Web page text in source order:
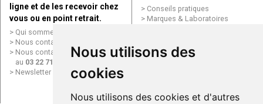
Nous utilisons des
cookies
Nous utilisons des cookies et d'autres
ligne et de les recevoir chez
vous ou en point retrait.
Qui sommes nous ?
Nous contacter par e-mail
Nous contacter par téléphone
au 03 22 71 64 10
Newsletter
Conseils pratiques
Marques & Laboratoires
Mentions légales
Données personnelles
ligne